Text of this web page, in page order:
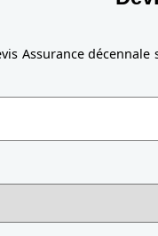
Assurance